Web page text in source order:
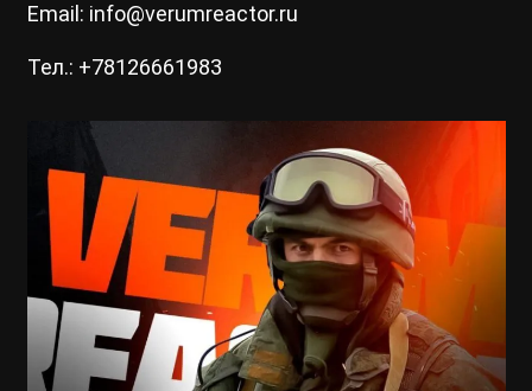
Email: info@verumreactor.ru
Тел.: +78126661983